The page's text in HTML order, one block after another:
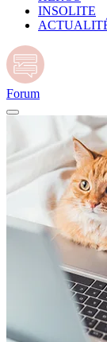
INSOLITE
Forum